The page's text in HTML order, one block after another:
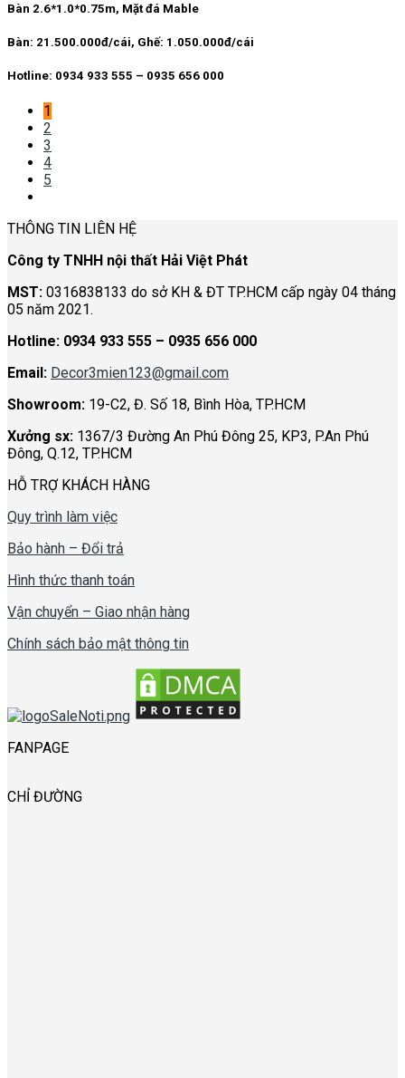
là:
tại
21.500.000 ₫.
Bàn 2.6*1.0*0.75m, Mặt đá Mable
Bàn: 21.500.000đ/cái, Ghế: 1.050.000đ/cái
Hotline: 0934 933 555 – 0935 656 000
1
2
3
4
5
THÔNG TIN LIÊN HỆ
Công ty TNHH nội thất Hải Việt Phát
MST: 0316838133 do sở KH & ĐT TP.HCM cấp ngày 04 tháng
05 năm 2021.
Hotline: 0934 933 555 – 0935 656 000
Email: Decor3mien123@gmail.com
Showroom: 19-C2, Đ. Số 18, Bình Hòa, TP.HCM
Xưởng sx: 1367/3 Đường An Phú Đông 25, KP3, P.An Phú
Đông, Q.12, TP.HCM
HỖ TRỢ KHÁCH HÀNG
Quy trình làm việc
Bảo hành – Đổi trả
Hình thức thanh toán
Vận chuyển – Giao nhận hàng
Chính sách bảo mật thông tin
FANPAGE
CHỈ ĐƯỜNG